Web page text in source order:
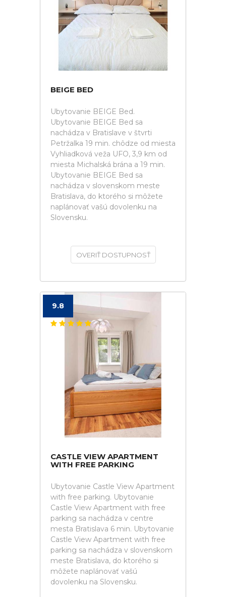
BEIGE BED
Ubytovanie BEIGE Bed.
Ubytovanie BEIGE Bed sa
nachádza v Bratislave v štvrti
Petržalka 19 min. chôdze od miesta
Vyhliadková veža UFO, 3,9 km od
miesta Michalská brána a 19 min.
Ubytovanie BEIGE Bed sa
nachádza v slovenskom meste
Bratislava, do ktorého si môžete
naplánovať vašú dovolenku na
Slovensku.
OVERIŤ DOSTUPNOSŤ
9.8
CASTLE VIEW APARTMENT
WITH FREE PARKING
Ubytovanie Castle View Apartment
with free parking. Ubytovanie
Castle View Apartment with free
parking sa nachádza v centre
mesta Bratislava 6 min. Ubytovanie
Castle View Apartment with free
parking sa nachádza v slovenskom
meste Bratislava, do ktorého si
môžete naplánovať vašú
dovolenku na Slovensku.